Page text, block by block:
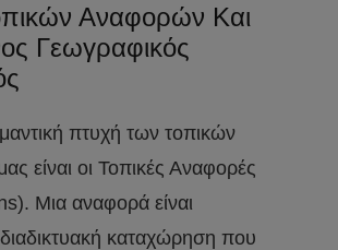
Αναφορών Και
Γεωγραφικός
πτυχή των τοπικών
είναι οι Τοπικές Αναφορές
Μια αναφορά είναι
καταχώρηση που